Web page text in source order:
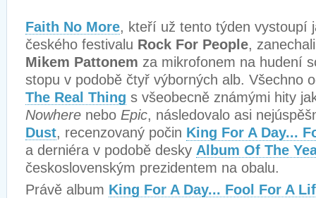
Faith No More, kteří už tento týden vystoupí
českého festivalu Rock For People,
Mikem Pattonem za mikrofonem na hudení
stopu v podobě čtyř výborných alb. Všechno
The Real Thing s všeobecně známými hity
Nowhere nebo Epic, následovalo asi
Dust, recenzovaný počin King For A Day...
a derniéra v podobě desky Album Of The
československým prezidentem na obalu.
Právě album King For A Day... Fool For A